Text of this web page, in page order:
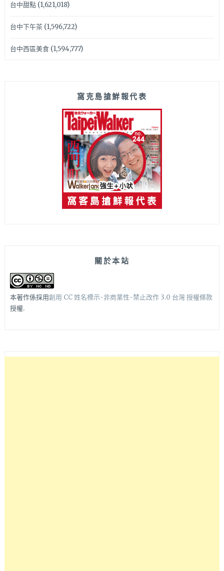
台中甜點(1,621,018)
台中下午茶(1,596,722)
台中西區美食(1,594,777)
窩克島搶鮮報代表
關於本站
本著作係採用創用 CC 姓名標示-非商業性-禁止改作 3.0 台灣 授權條款
授權.